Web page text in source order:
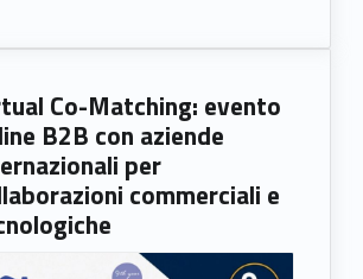
Co-Matching: evento
B2B con aziende
per
commerciali e